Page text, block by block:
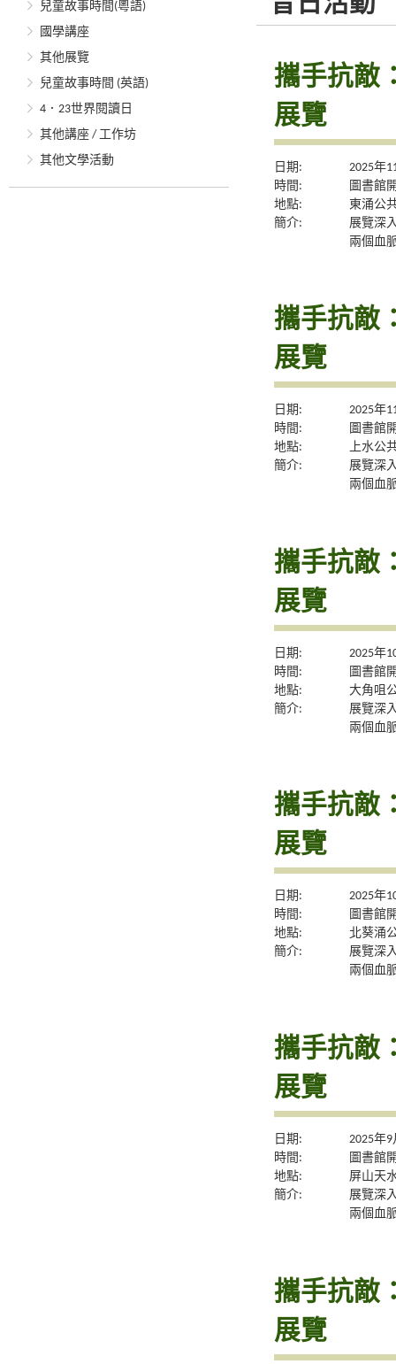
兒童故事時間(粵語)
國學講座
其他展覽
兒童故事時間 (英語)
4．23世界閱讀日
其他講座 / 工作坊
其他文學活動
攜手抗敵
展覽
日期:
2025年
時間:
圖書館
地點:
東涌公
簡介:
展覽深
兩個血
攜手抗敵
展覽
日期:
2025年
時間:
圖書館
地點:
上水公
簡介:
展覽深
兩個血
攜手抗敵
展覽
日期:
2025年
時間:
圖書館
地點:
大角咀
簡介:
展覽深
兩個血
攜手抗敵
展覽
日期:
2025年
時間:
圖書館
地點:
北葵涌
簡介:
展覽深
兩個血
攜手抗敵
展覽
日期:
2025年
時間:
圖書館
地點:
屏山天
簡介:
展覽深
兩個血
攜手抗敵
展覽